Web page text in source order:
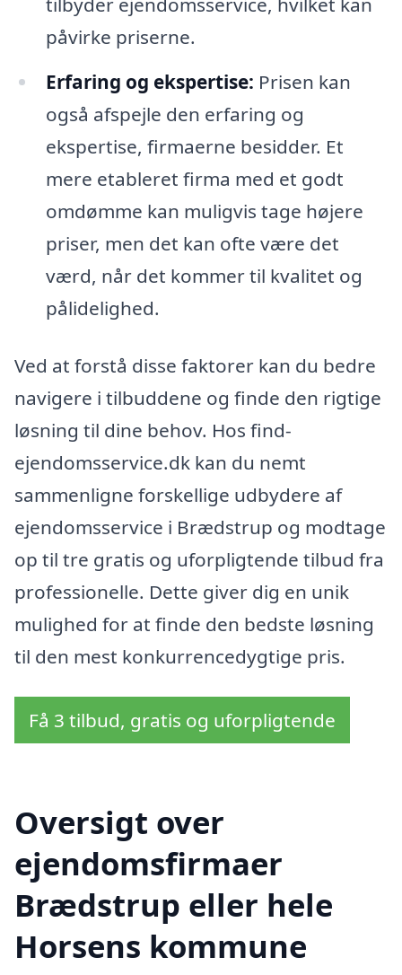
påvirke priserne.
Erfaring og ekspertise: Prisen kan
også afspejle den erfaring og
ekspertise, firmaerne besidder. Et
mere etableret firma med et godt
omdømme kan muligvis tage højere
priser, men det kan ofte være det
værd, når det kommer til kvalitet og
pålidelighed.
Ved at forstå disse faktorer kan du bedre
navigere i tilbuddene og finde den rigtige
løsning til dine behov. Hos find-
ejendomsservice.dk kan du nemt
sammenligne forskellige udbydere af
ejendomsservice i Brædstrup og modtage
op til tre gratis og uforpligtende tilbud fra
professionelle. Dette giver dig en unik
mulighed for at finde den bedste løsning
til den mest konkurrencedygtige pris.
Få 3 tilbud, gratis og uforpligtende
Oversigt over
ejendomsfirmaer
Brædstrup eller hele
Horsens kommune